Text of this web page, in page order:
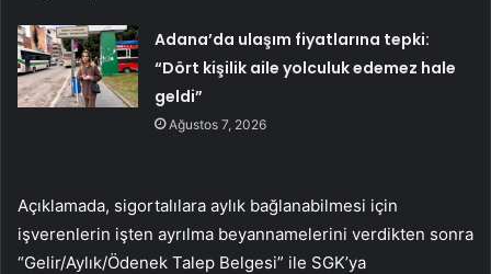
Adana’da ulaşım fiyatlarına tepki:
“Dört kişilik aile yolculuk edemez hale
geldi”
Ağustos 7, 2026
Açıklamada, sigortalılara aylık bağlanabilmesi için
işverenlerin işten ayrılma beyannamelerini verdikten sonra
“Gelir/Aylık/Ödenek Talep Belgesi” ile SGK’ya